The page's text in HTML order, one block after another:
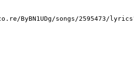
ByBN1UDg/songs/2595473/